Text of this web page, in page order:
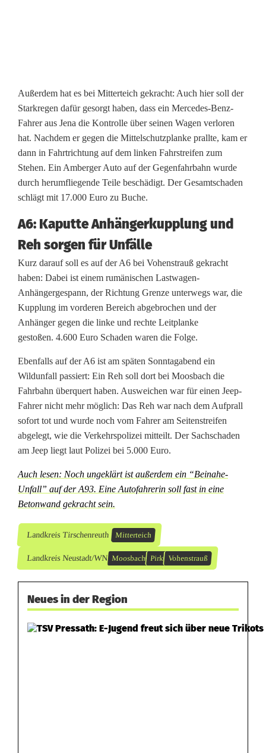
Außerdem hat es bei Mitterteich gekracht: Auch hier soll der
Starkregen dafür gesorgt haben, dass ein Mercedes-Benz-
Fahrer aus Jena die Kontrolle über seinen Wagen verloren
hat. Nachdem er gegen die Mittelschutzplanke prallte, kam er
dann in Fahrtrichtung auf dem linken Fahrstreifen zum
Stehen. Ein Amberger Auto auf der Gegenfahrbahn wurde
durch herumfliegende Teile beschädigt. Der Gesamtschaden
schlägt mit 17.000 Euro zu Buche.
A6: Kaputte Anhängerkupplung und
Reh sorgen für Unfälle
Kurz darauf soll es auf der A6 bei Vohenstrauß gekracht
haben: Dabei ist einem rumänischen Lastwagen-
Anhängergespann, der Richtung Grenze unterwegs war, die
Kupplung im vorderen Bereich abgebrochen und der
Anhänger gegen die linke und rechte Leitplanke
gestoßen. 4.600 Euro Schaden waren die Folge.
Ebenfalls auf der A6 ist am späten Sonntagabend ein
Wildunfall passiert: Ein Reh soll dort bei Moosbach die
Fahrbahn überquert haben. Ausweichen war für einen Jeep-
Fahrer nicht mehr möglich: Das Reh war nach dem Aufprall
sofort tot und wurde noch vom Fahrer am Seitenstreifen
abgelegt, wie die Verkehrspolizei mitteilt. Der Sachschaden
am Jeep liegt laut Polizei bei 5.000 Euro.
Auch lesen: Noch ungeklärt ist außerdem ein “Beinahe-
Unfall” auf der A93. Eine Autofahrerin soll fast in eine
Betonwand gekracht sein.
Landkreis Tirschenreuth Mitterteich
Landkreis Neustadt/WN Moosbach Pirk Vohenstrauß
Neues in der Region